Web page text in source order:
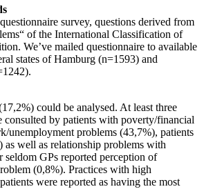
survey, questions derived from
of the International Classification of
We’ve mailed questionnaire to available
states of Hamburg (n=1593) and
could be analysed. At least three
consulted by patients with poverty/financial
unemployment problems (43,7%), patients
as well as relationship problems with
seldom GPs reported perception of
(0,8%). Practices with high
were reported as having the most